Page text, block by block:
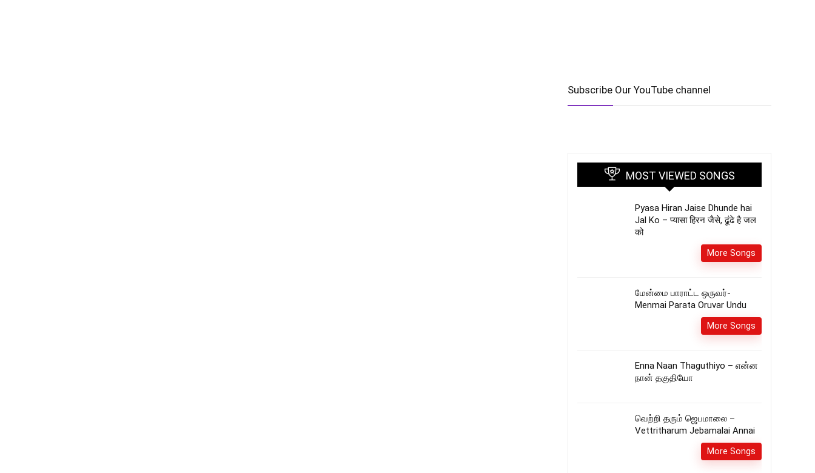
Subscribe Our YouTube channel
MOST VIEWED SONGS
Pyasa Hiran Jaise Dhunde hai
Jal Ko – प्यासा हिरन जैसे, ढूंढे है जल
को
More Songs
மேன்மை பாராட்ட ஒருவர்-
Menmai Parata Oruvar Undu
More Songs
Enna Naan Thaguthiyo – என்ன
நான் தகுதியோ
வெற்றி தரும் ஜெபமாலை –
Vettritharum Jebamalai Annai
More Songs